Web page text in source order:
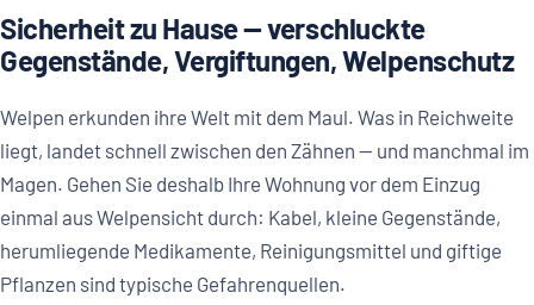
Sicherheit zu Hause — verschluckte
Gegenstände, Vergiftungen, Welpenschutz
Welpen erkunden ihre Welt mit dem Maul. Was in Reichweite
liegt, landet schnell zwischen den Zähnen — und manchmal im
Magen. Gehen Sie deshalb Ihre Wohnung vor dem Einzug
einmal aus Welpensicht durch: Kabel, kleine Gegenstände,
herumliegende Medikamente, Reinigungsmittel und giftige
Pflanzen sind typische Gefahrenquellen.